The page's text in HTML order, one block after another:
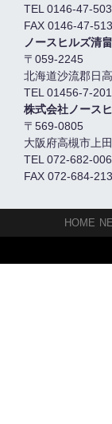
TEL 0146-47-
FAX 0146-47-
ノースヒルズ清畠
〒059-2245
北海道沙流郡日
TEL 01456-7-
株式会社ノース
〒569-0805
大阪府高槻市上
TEL 072-682-
FAX 072-684-
HOME